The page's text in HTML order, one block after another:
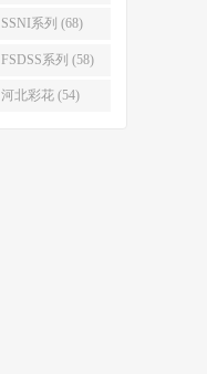
SSNI系列 (68)
FSDSS系列 (58)
河北彩花 (54)